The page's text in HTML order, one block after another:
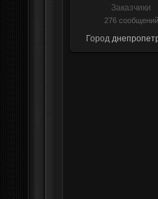
Заказчики
276 сообщений
Город